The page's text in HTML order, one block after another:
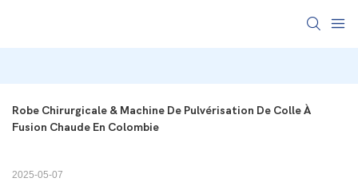
Robe Chirurgicale & Machine De Pulvérisation De Colle À
Fusion Chaude En Colombie
2025-05-07